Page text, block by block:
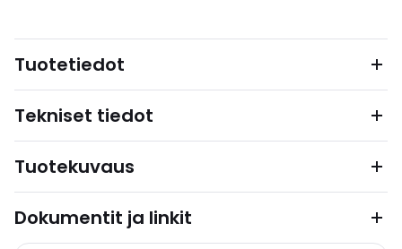
Tuotetiedot
Tekniset tiedot
Tuotekuvaus
Dokumentit ja linkit